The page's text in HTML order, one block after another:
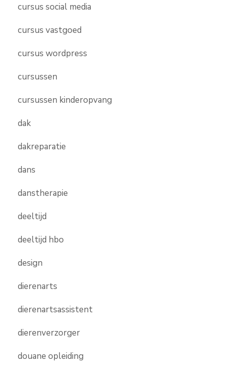
cursus social media
cursus vastgoed
cursus wordpress
cursussen
cursussen kinderopvang
dak
dakreparatie
dans
danstherapie
deeltijd
deeltijd hbo
design
dierenarts
dierenartsassistent
dierenverzorger
douane opleiding